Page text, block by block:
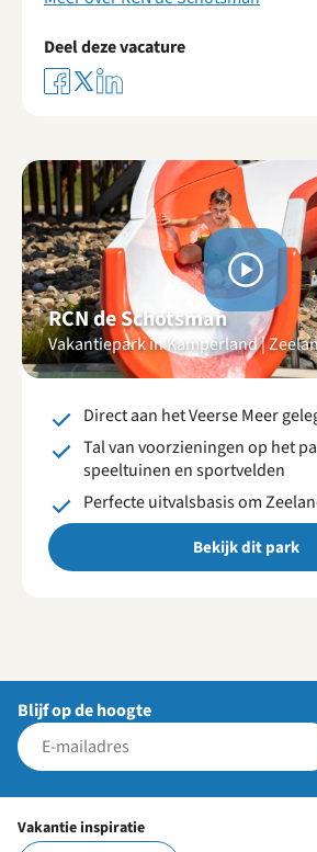
Deel deze vacature
RCN de Schotsman
Vakantiepark in Kamperland |
Bekijk
video's
Direct aan het Veerse Meer
Tal van voorzieningen op het
speeltuinen en sportvelden
Perfecte uitvalsbasis om
Bekijk dit park
Blijf op de hoogte
Vakantie inspiratie